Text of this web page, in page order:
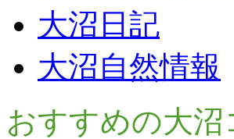
大沼日記
大沼自然情報
おすすめの大